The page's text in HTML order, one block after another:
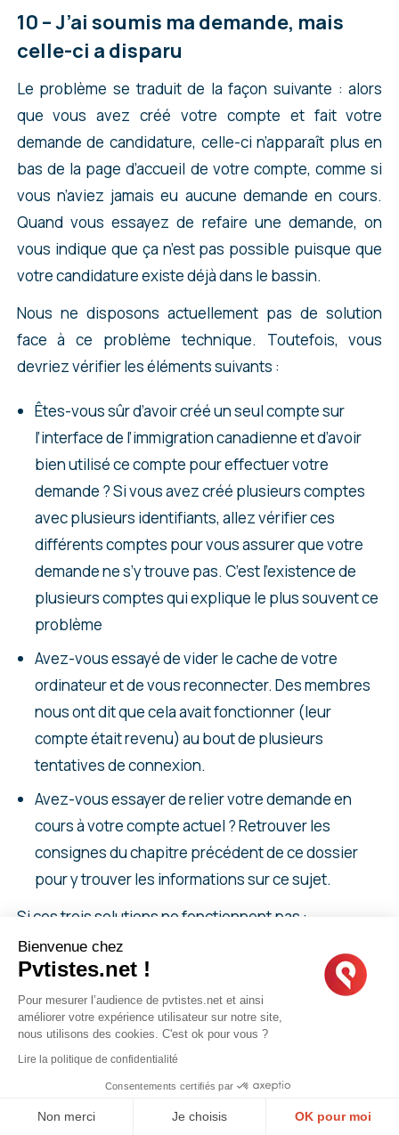
10 – J’ai soumis ma demande, mais
celle-ci a disparu
Le problème se traduit de la façon suivante : alors
que vous avez créé votre compte et fait votre
demande de candidature, celle-ci n’apparaît plus en
bas de la page d’accueil de votre compte, comme si
vous n’aviez jamais eu aucune demande en cours.
Quand vous essayez de refaire une demande, on
vous indique que ça n’est pas possible puisque que
votre candidature existe déjà dans le bassin.
Nous ne disposons actuellement pas de solution
face à ce problème technique. Toutefois, vous
devriez vérifier les éléments suivants :
Êtes-vous sûr d’avoir créé un seul compte sur
l’interface de l’immigration canadienne et d’avoir
bien utilisé ce compte pour effectuer votre
demande ? Si vous avez créé plusieurs comptes
avec plusieurs identifiants, allez vérifier ces
différents comptes pour vous assurer que votre
demande ne s’y trouve pas. C’est l’existence de
plusieurs comptes qui explique le plus souvent ce
problème
Avez-vous essayé de vider le cache de votre
ordinateur et de vous reconnecter. Des membres
nous ont dit que cela avait fonctionner (leur
compte était revenu) au bout de plusieurs
tentatives de connexion.
Avez-vous essayer de relier votre demande en
cours à votre compte actuel ? Retrouver les
consignes du chapitre précédent de ce dossier
pour y trouver les informations sur ce sujet.
Si ces trois solutions ne fonctionnent pas :
Vous pouvez avertir IRCC via le
formulaire de
en expliquant bien que vous aviez fait
votre demande, que vous n’avez pas créer de
nouveau compte, mais que celle-ci a quand même
disparu.
Bienvenue chez
Pvtistes.net !
Pour mesurer l’audience de pvtistes.net et ainsi
améliorer votre expérience utilisateur sur notre site,
nous utilisons des cookies. C'est ok pour vous ?
Lire la politique de confidentialité
Consentements certifiés par
Non merci Je choisis OK pour moi